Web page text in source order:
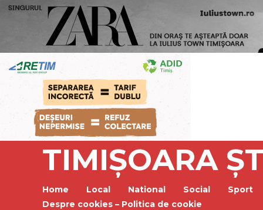
TIMIȘOARA
Home Local National Social Sport
Despre cookies – Politica de cookie